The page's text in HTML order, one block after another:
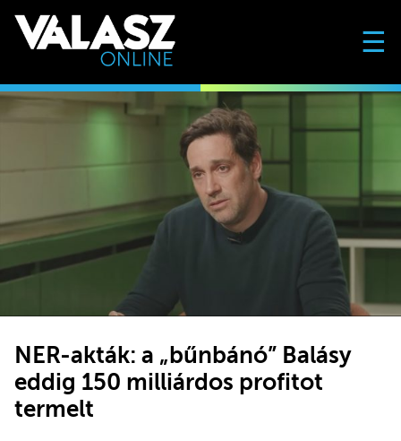
☰
NER-akták: a „bűnbánó” Balásy
eddig 150 milliárdos profitot
termelt